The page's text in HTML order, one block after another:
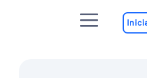
Menú